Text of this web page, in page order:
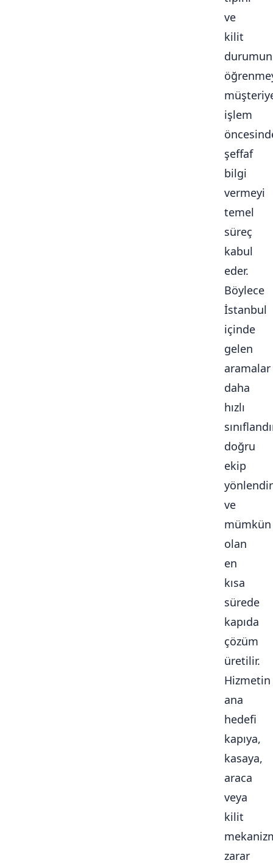
ve
kilit
işlem
şeffaf
bilgi
vermeyi
temel
süreç
kabul
eder.
Böylece
İstanbul
içinde
gelen
aramalar
daha
hızlı
doğru
ekip
ve
mümkün
olan
en
kısa
sürede
kapıda
çözüm
üretilir.
Hizmetin
ana
hedefi
kapıya,
kasaya,
araca
veya
kilit
zarar